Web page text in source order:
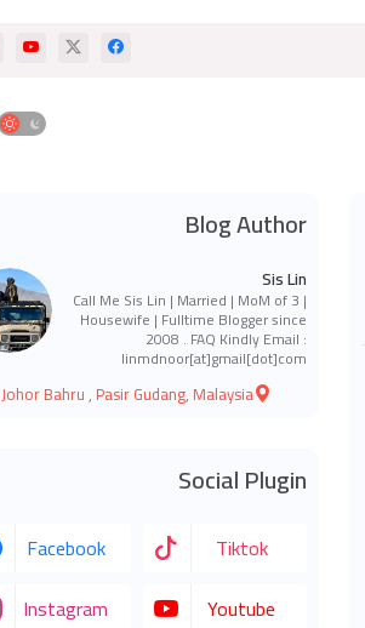
Blog Author
Sis Lin
Call Me Sis Lin | Married | MoM of 3 |
Housewife | Fulltime Blogger since
2008 . FAQ Kindly Email :
linmdnoor[at]gmail[dot]com
Johor Bahru , Pasir Gudang, Malaysia
Social Plugin
Facebook
Tiktok
Instagram
Youtube